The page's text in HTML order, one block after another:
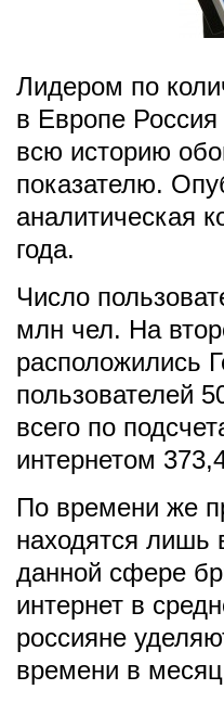
Лидером по
в Европе Россия
всю историю
показателю.
аналитическая
года.
Число
млн чел. На
расположились
пользователей
всего по
интернетом
По времени же
находятся лишь
данной сфере
интернет в
россияне
времени в